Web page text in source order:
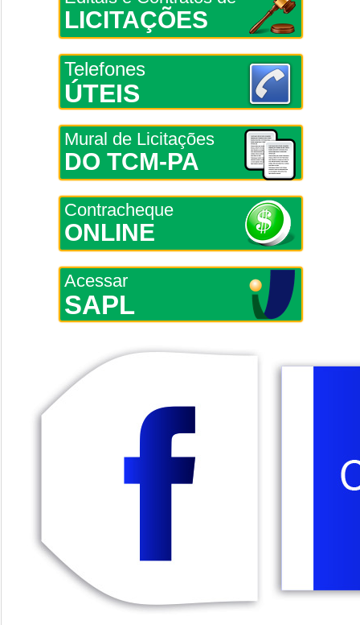
LICITAÇÕES
Telefones
ÚTEIS
Mural de Licitações
DO TCM-PA
Contracheque
ONLINE
Acessar
SAPL